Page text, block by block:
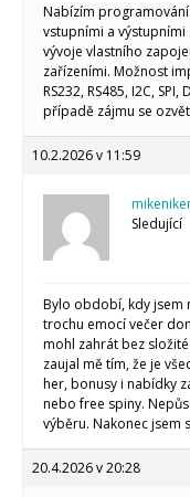
Nabízím
vstupními a
vývoje vlastního
zařízeními. Možnost
RS232, RS485, I2C,
případě zájmu se
10.2.2026 v 11:59
Sledující
Bylo období, kdy jsem
trochu emocí večer
mohl zahrát bez
zaujal mě tím, že je
her, bonusy i nabídky
nebo free spiny.
výběru. Nakonec jsem
20.4.2026 v 20:28